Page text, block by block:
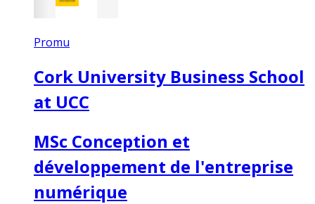
Promu
Cork University Business School
at UCC
MSc Conception et
développement de l'entreprise
numérique